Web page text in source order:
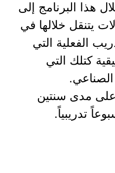
هذا البرنامج إلى
يتنقل خلالها في
الفعلية التي
كتلك التي
على مدى سنتين